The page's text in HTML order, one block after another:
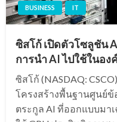
BUSINESS IT
ซิสโก้ เปิดตัวโซลูชัน
การนำ AI ไปใช้ในอง
ซิสโก้ (NASDAQ:
โครงสร้างพื้นฐานศูนย์ข้
ตระกูล AI ที่ออกแบบมา